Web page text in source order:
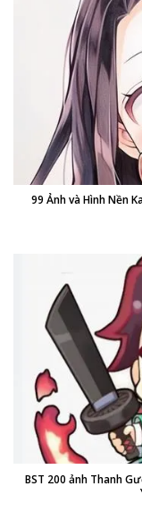
99 Ảnh và Hình Nền
BST 200 ảnh Thanh